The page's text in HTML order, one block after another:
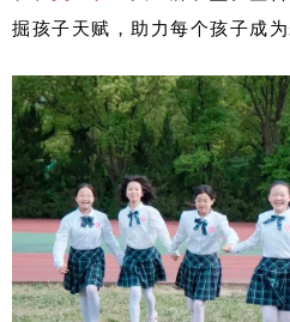
掘孩子天赋，助力每个孩子成